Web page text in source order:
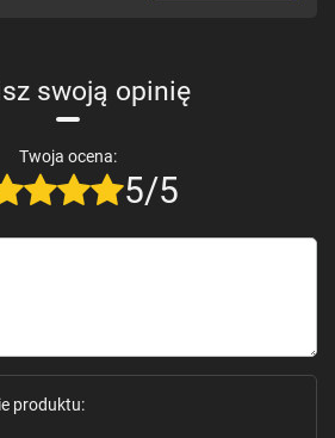
swoją opinię
Twoja ocena:
5/5
produktu: